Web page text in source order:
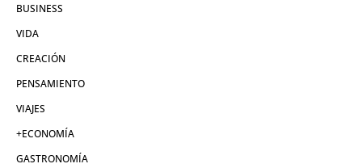
BUSINESS
VIDA
CREACIÓN
PENSAMIENTO
VIAJES
+ECONOMÍA
GASTRONOMÍA